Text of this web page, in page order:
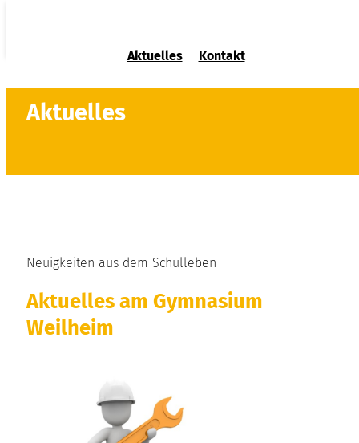
Aktuelles Kontakt
Aktuelles
Neuigkeiten aus dem Schulleben
Aktuelles am Gymnasium
Weilheim